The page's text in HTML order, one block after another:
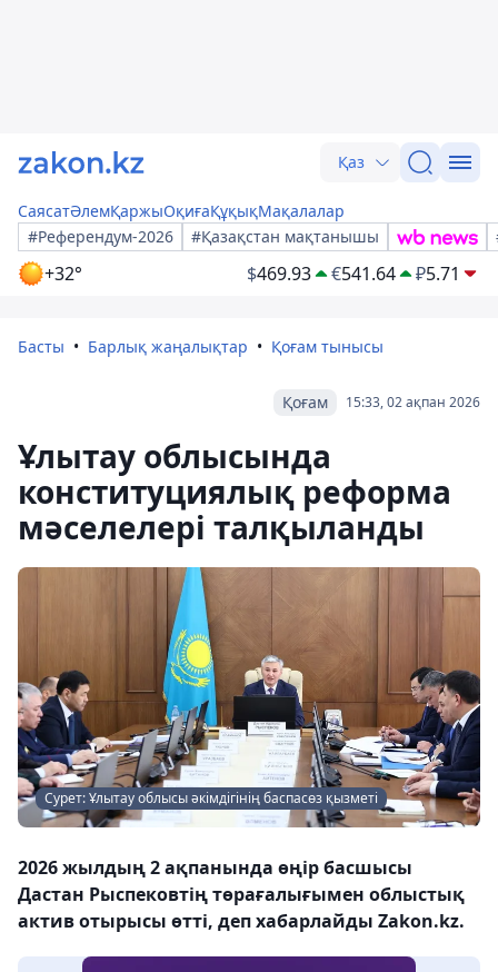
Қаз
СаясатӘлемҚаржыОқиғаҚұқықМақалалар
#Референдум-2026
#Қазақстан мақтанышы
+32° $469.93 €541.64 ₽5.71
Басты Барлық жаңалықтар Қоғам тынысы
15:33, 02 ақпан 2026
Қоғам
Ұлытау облысында
конституциялық реформа
мәселелері талқыланды
Сурет: Ұлытау облысы әкімдігінің баспасөз қызметі
2026 жылдың 2 ақпанында өңір басшысы
Дастан Рыспековтің төрағалығымен облыстық
актив отырысы өтті, деп хабарлайды Zakon.kz.